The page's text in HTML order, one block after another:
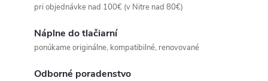
pri objednávke nad 100€ (v Nitre nad 80€)
Náplne do tlačiarní
ponúkame originálne, kompatibilné, renovované
Odborné poradenstvo